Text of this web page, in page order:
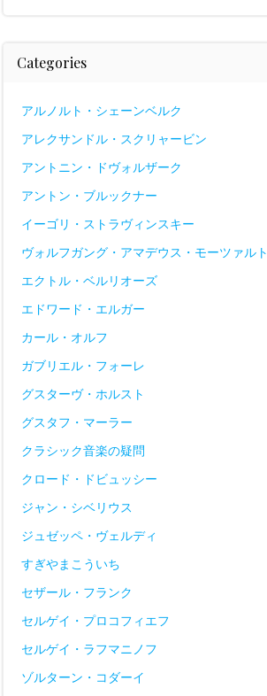
Categories
アルノルト・シェーンベルク
アレクサンドル・スクリャービン
アントニン・ドヴォルザーク
アントン・ブルックナー
イーゴリ・ストラヴィンスキー
ヴォルフガング・アマデウス・モーツァルト
エクトル・ベルリオーズ
エドワード・エルガー
カール・オルフ
ガブリエル・フォーレ
グスターヴ・ホルスト
グスタフ・マーラー
クラシック音楽の疑問
クロード・ドビュッシー
ジャン・シベリウス
ジュゼッペ・ヴェルディ
すぎやまこういち
セザール・フランク
セルゲイ・プロコフィエフ
セルゲイ・ラフマニノフ
ゾルターン・コダーイ